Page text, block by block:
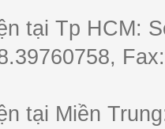
tại Tp HCM:
tại Miền